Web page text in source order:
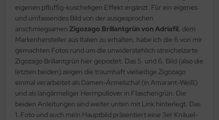
eigenen pfluffig-kuscheligen Effekt ergänzt. Für ein eigenes
und umfassendes Bild von der ausgesprochen
anschmiegsamen Zigozago Brillantgrün von Adriafil, dem
Markenhersteller aus Italien zu erhalten, habe ich die 6 von mir
gemachten Fotos rund um die unwiderstehlich streichelzarte
Zigozago Brillantgrün hier gepostet. Das 5. und 6. Bild (also die
letzten beiden) zeigen die traumhaft vielseitige Zigozago
einmal verarbeitet als Damen-Ärmelschal (in Amarant-Weiß)
und als langärmeliger Herrnpullover in Flaschengrün. Die
beiden Anleitungen sind weiter unten mit Link hinterlegt. Das
1. Foto und auch mein Hauptbild präsentiert eine 3er Knäuel-